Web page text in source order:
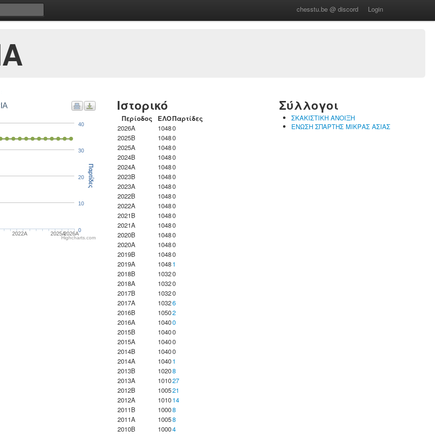
chesstu.be @ discord Login
2022A 2025A2026A
0
10
20
30
40
Παρτίδες
Highcharts.com
Ιστορικό
Περίοδος ΕΛΟΠαρτίδες
2026A
10480
2025B
10480
2025A
10480
2024B
10480
2024A
10480
2023B
10480
2023Α
10480
2022B
10480
2022A
10480
2021B
10480
2021A
10480
2020B
10480
2020A
10480
2019B
10480
2019A
10481
2018B
10320
2018A
10320
2017B
10320
2017A
10326
2016B
10502
2016A
10400
2015B
10400
2015A
10400
2014B
10400
2014A
10401
2013B
10208
2013A
101027
2012B
100521
2012A
101014
2011B
10008
2011A
10058
2010B
10004
Σύλλογοι
ΣΚΑΚΙΣΤΙΚΗ ΑΝΟΙΞΗ
ΕΝΩΣΗ ΣΠΑΡΤΗΣ ΜΙΚΡΑΣ ΑΣΙΑΣ